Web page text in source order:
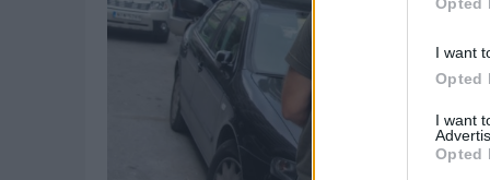
I want
Opted
I want
Opted